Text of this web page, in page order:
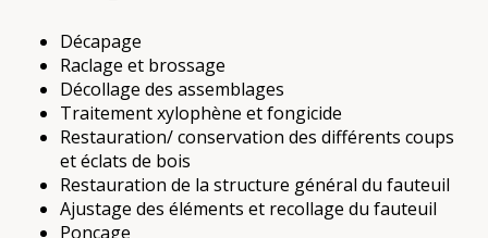
Décapage
Raclage et brossage
Décollage des assemblages
Traitement xylophène et fongicide
Restauration/ conservation des différents coups
et éclats de bois
Restauration de la structure général du fauteuil
Ajustage des éléments et recollage du fauteuil
Ponçage